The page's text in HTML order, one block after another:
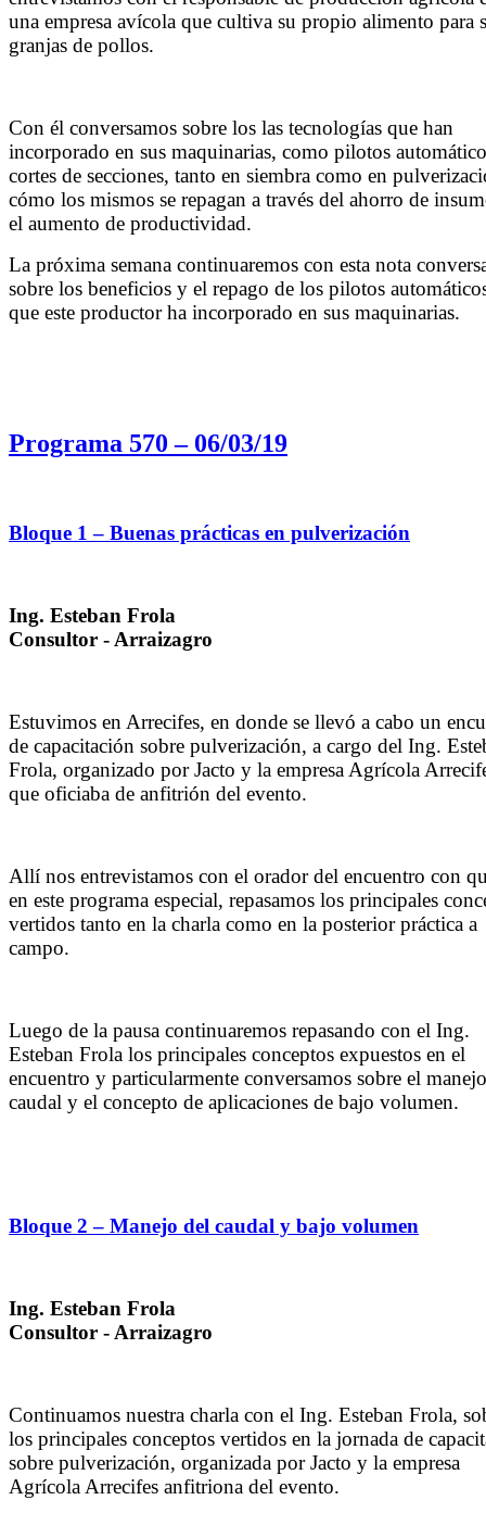
una empresa avícola que cultiva su propio alimento para
granjas de pollos.
Con él conversamos sobre los las tecnologías que han
incorporado en sus maquinarias, como pilotos
cortes de secciones, tanto en siembra como en
cómo los mismos se repagan a través del ahorro de
el aumento de productividad.
La próxima semana continuaremos con esta nota
sobre los beneficios y el repago de los pilotos
que este productor ha incorporado en sus maquinarias.
Programa 570 – 06/03/19
Bloque 1 – Buenas prácticas en pulverización
Ing. Esteban Frola
Consultor - Arraizagro
Estuvimos en Arrecifes, en donde se llevó a cabo un
de capacitación sobre pulverización, a cargo del Ing.
Frola, organizado por Jacto y la empresa Agrícola
que oficiaba de anfitrión del evento.
Allí nos entrevistamos con el orador del encuentro con
en este programa especial, repasamos los principales
vertidos tanto en la charla como en la posterior práctica a
campo.
Luego de la pausa continuaremos repasando con el Ing.
Esteban Frola los principales conceptos expuestos en el
encuentro y particularmente conversamos sobre el
caudal y el concepto de aplicaciones de bajo volumen.
Bloque 2 – Manejo del caudal y bajo volumen
Ing. Esteban Frola
Consultor - Arraizagro
Continuamos nuestra charla con el Ing. Esteban Frola,
los principales conceptos vertidos en la jornada de
sobre pulverización, organizada por Jacto y la empresa
Agrícola Arrecifes anfitriona del evento.